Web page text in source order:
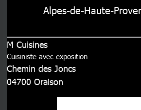
Alpes-de-Haute-
M Cuisines
Cuisiniste avec exposition
Chemin des Joncs
04700 Oraison